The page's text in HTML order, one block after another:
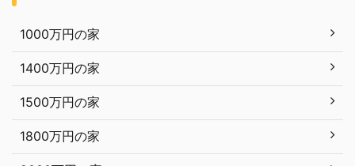
1000万円の家
1400万円の家
1500万円の家
1800万円の家